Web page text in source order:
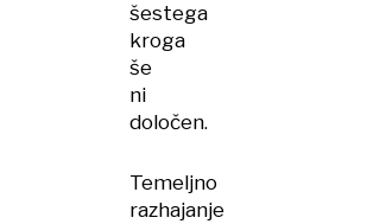
šestega
kroga
še
ni
določen.
Temeljno
razhajanje